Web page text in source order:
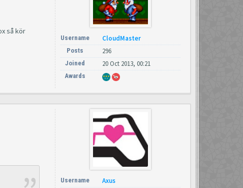
så kör
Username CloudMaster
Posts 296
Joined 20 Oct 2013, 00:21
Awards
Username Axus